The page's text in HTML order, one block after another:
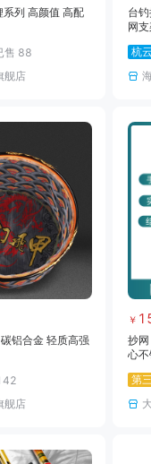
列 高颜值 高配
售 88
舰店
台
网
杭
铝合金 轻质高强
舰店
￥
抄
心
第